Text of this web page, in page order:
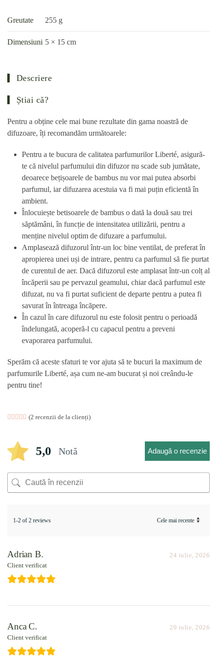
Greutate 255 g
Dimensiuni 5 × 15 cm
Descriere
Știai că?
Pentru a obține cele mai bune rezultate din gama noastră de
difuzoare, îți recomandăm următoarele:
Pentru a te bucura de calitatea parfumurilor Liberté, asigură-
te că nivelul parfumului din difuzor nu scade sub jumătate,
deoarece bețișoarele de bambus nu vor mai putea absorbi
parfumul, iar difuzarea acestuia va fi mai puțin eficientă în
ambient.
Înlocuiește betisoarele de bambus o dată la două sau trei
săptămâni, în funcție de intensitatea utilizării, pentru a
menține nivelul optim de difuzare a parfumului.
Amplasează difuzorul într-un loc bine ventilat, de preferat în
apropierea unei uși de intrare, pentru ca parfumul să fie purtat
de curentul de aer. Dacă difuzorul este amplasat într-un colț al
încăperii sau pe pervazul geamului, chiar dacă parfumul este
difuzat, nu va fi purtat suficient de departe pentru a putea fi
savurat în întreaga încăpere.
În cazul în care difuzorul nu este folosit pentru o perioadă
îndelungată, acoperă-l cu capacul pentru a preveni
evaporarea parfumului.
Sperăm că aceste sfaturi te vor ajuta să te bucuri la maximum de
parfumurile Liberté, așa cum ne-am bucurat și noi creându-le
pentru tine!
Evaluat la5.00din 5 pe baza a
2(2 recenzii de la clienți)
5,0 Notă Adaugă o recenzie
1-2 of 2 reviews
Adrian B.
Client verificat
24 iulie, 2026
Anca C.
Client verificat
20 iulie, 2026